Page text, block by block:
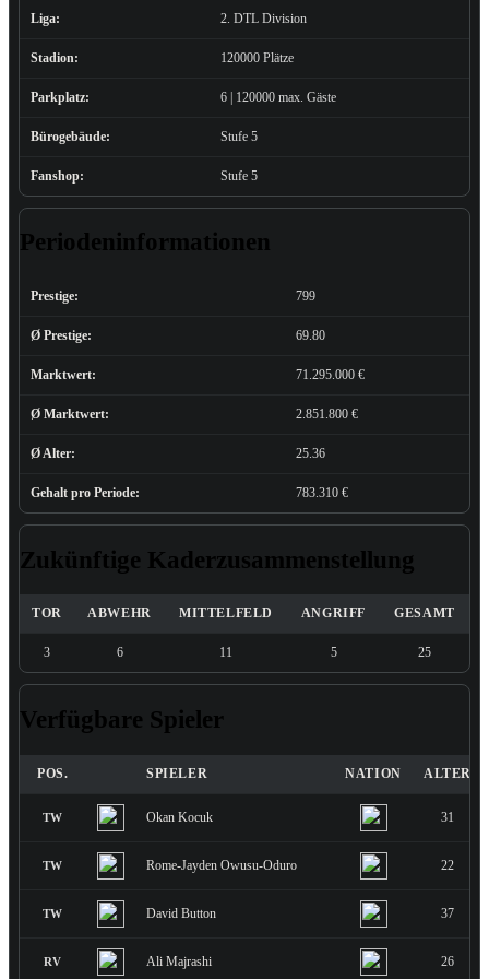
Liga: 2. DTL Division
Stadion: 120000 Plätze
Parkplatz: 6 | 120000 max. Gäste
Bürogebäude: Stufe 5
Fanshop: Stufe 5
Periodeninformationen
Prestige: 799
Ø Prestige: 69.80
Marktwert: 71.295.000 €
Ø Marktwert: 2.851.800 €
Ø Alter: 25.36
Gehalt pro Periode: 783.310 €
Zukünftige Kaderzusammenstellung
TOR ABWEHR MITTELFELD ANGRIFF GESAMT
3 6 11 5 25
Verfügbare Spieler
POS. SPIELER NATION ALTER
TW Okan Kocuk 31
TW Rome-Jayden Owusu-Oduro 22
TW David Button 37
RV Ali Majrashi 26